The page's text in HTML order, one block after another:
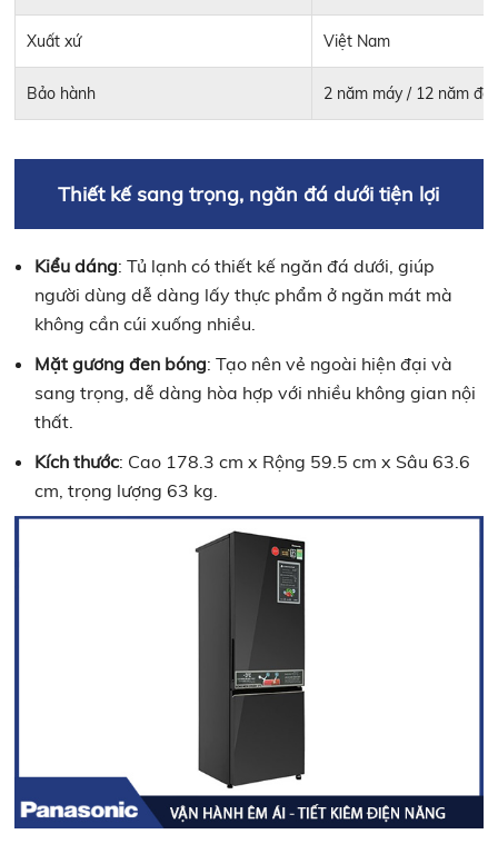
Xuất xứ Việt Nam
Bảo hành 2 năm máy / 12 năm
Thiết kế sang trọng, ngăn đá dưới tiện lợi
Kiểu dáng: Tủ lạnh có thiết kế ngăn đá dưới, giúp
người dùng dễ dàng lấy thực phẩm ở ngăn mát mà
không cần cúi xuống nhiều.​
Mặt gương đen bóng: Tạo nên vẻ ngoài hiện đại và
sang trọng, dễ dàng hòa hợp với nhiều không gian nội
thất.​
Kích thước: Cao 178.3 cm x Rộng 59.5 cm x Sâu 63.6
cm, trọng lượng 63 kg. ​